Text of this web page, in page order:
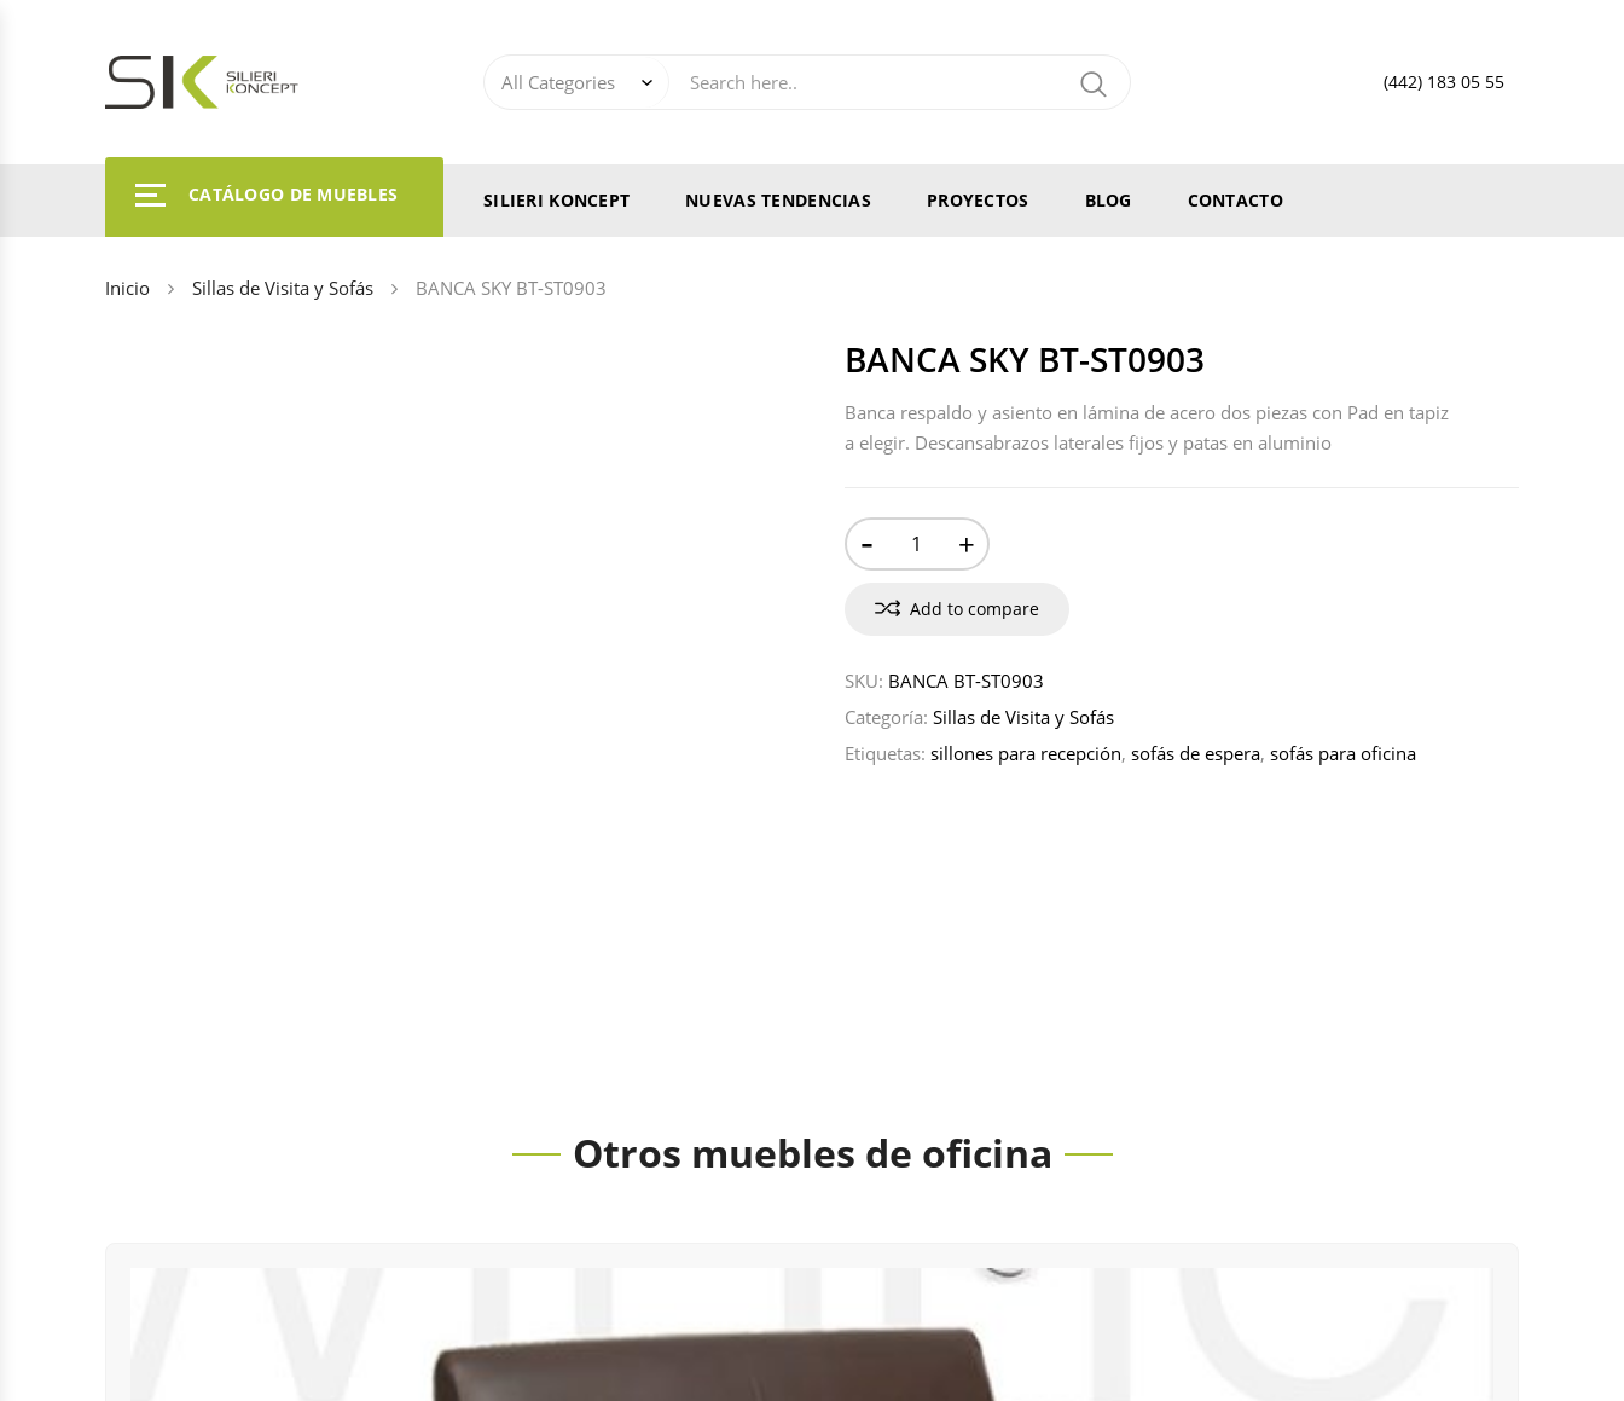
(442) 183 05 55
CATÁLOGO DE MUEBLES SILIERI KONCEPT NUEVAS TENDENCIAS PROYECTOS BLOG CONTACTO
Inicio Sillas de Visita y Sofás BANCA SKY BT-ST0903
BANCA SKY BT-ST0903
Banca respaldo y asiento en lámina de acero dos piezas con Pad en tapiz
a elegir. Descansabrazos laterales fijos y patas en aluminio
- +
Add to compare
SKU: BANCA BT-ST0903
Categoría: Sillas de Visita y Sofás
Etiquetas: sillones para recepción, sofás de espera, sofás para oficina
Otros muebles de oficina